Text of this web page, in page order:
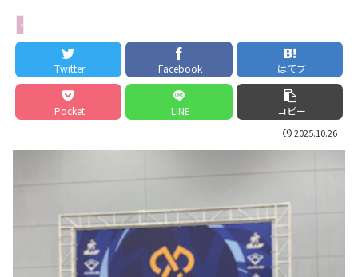
インタビュー
Twitter Facebook はてブ
Pocket LINE コピー
2025.10.26